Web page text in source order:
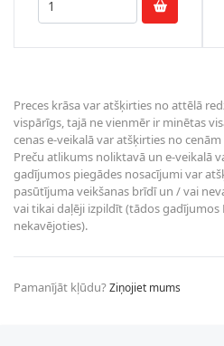
Preces krāsa var atšķirties no attēlā
vispārīgs, tajā ne vienmēr ir minētas
cenas e-veikalā var atšķirties no
Preču atlikums noliktavā un e-veikalā
gadījumos piegādes nosacījumi var
pasūtījuma veikšanas brīdī un / vai
vai tikai daļēji izpildīt (tādos
nekavējoties).
Pamanījāt kļūdu?Ziņojiet mums